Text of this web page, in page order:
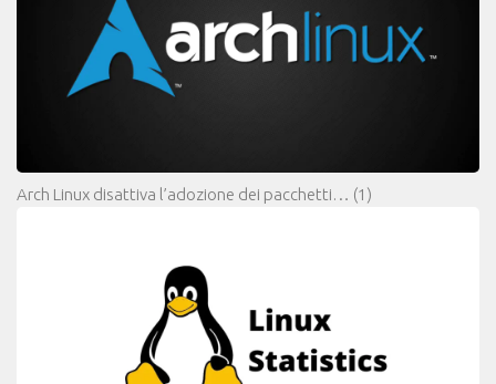
Arch Linux disattiva l’adozione dei pacchetti… (1)